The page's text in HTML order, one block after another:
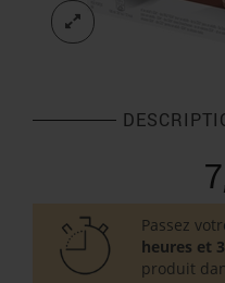
Passez
heures et
produit